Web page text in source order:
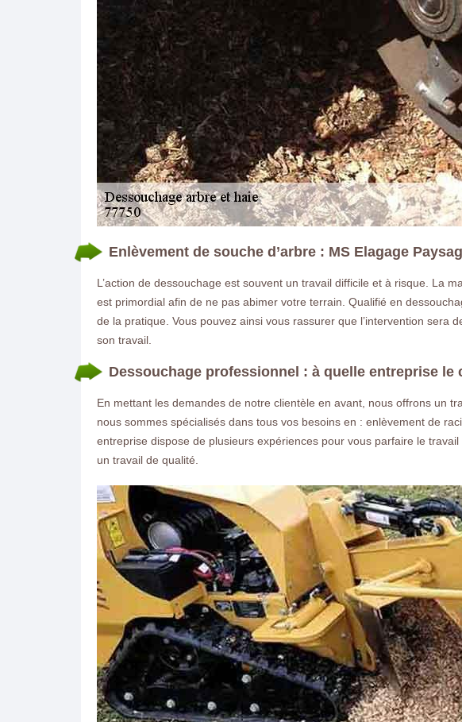
Enlèvement de souche d’arbre : MS Elagage
L’action de dessouchage est souvent un travail difficile et à risque. La
est primordial afin de ne pas abimer votre terrain. Qualifié en
de la pratique. Vous pouvez ainsi vous rassurer que l’intervention
son travail.
Dessouchage professionnel : à quelle entreprise le
En mettant les demandes de notre clientèle en avant, nous offrons un
nous sommes spécialisés dans tous vos besoins en : enlèvement de
entreprise dispose de plusieurs expériences pour vous parfaire le
un travail de qualité.